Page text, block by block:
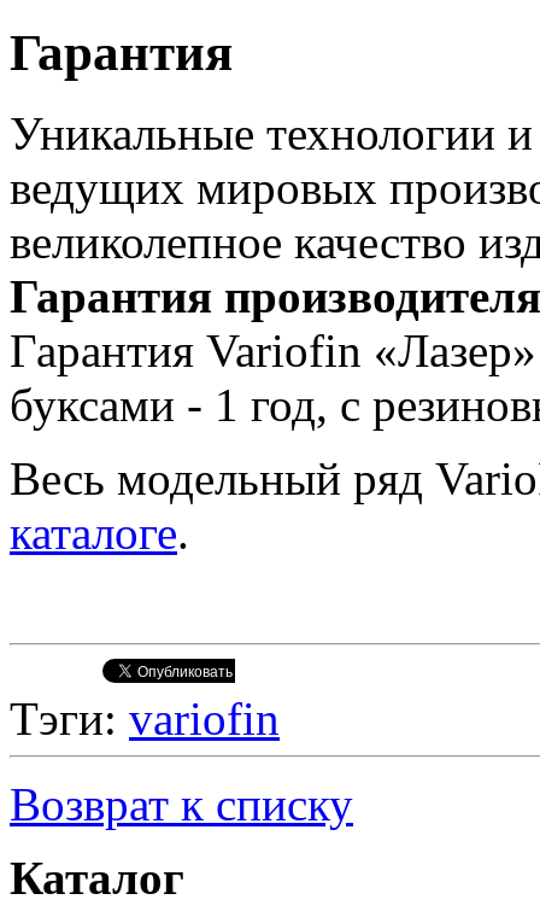
Гарантия
Уникальные технологии
ведущих мировых
великолепное качество
Гарантия
Гарантия Variofin
буксами - 1 год, с
Весь модельный ряд
каталоге.
Тэги: variofin
Возврат к списку
Каталог